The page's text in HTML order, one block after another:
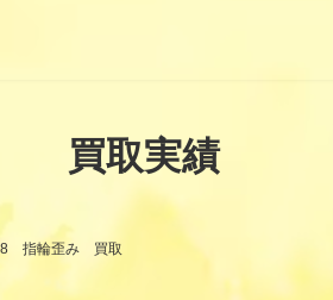
買取実績
指輪歪み 買取